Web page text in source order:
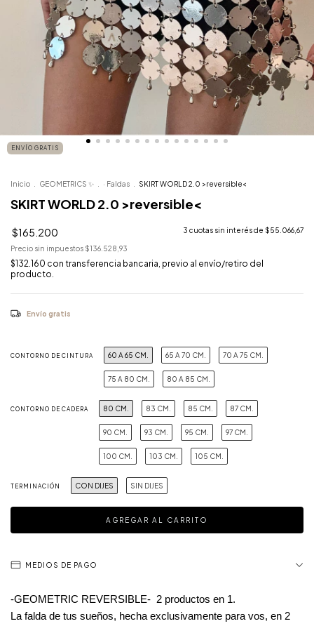
ENVÍO GRATIS
Inicio GEOMETRICS ✨ · Faldas SKIRT WORLD 2.0 >reversible<
SKIRT WORLD 2.0 >reversible<
$165.200 3 cuotas sin interés de $55.066,67
Precio sin impuestos $136.528,93
$132.160 con transferencia bancaria, previo al envío/retiro del
producto.
Envío gratis
CONTORNO DE CINTURA 60 A 65 CM. 65 A 70 CM. 70 A 75 CM.
75 A 80 CM. 80 A 85 CM.
CONTORNO DE CADERA 80 CM. 83 CM. 85 CM. 87 CM.
90 CM. 93 CM. 95 CM. 97 CM.
100 CM. 103 CM. 105 CM.
TERMINACIÓN CON DIJES SIN DIJES
MEDIOS DE PAGO
-GEOMETRIC REVERSIBLE-  2 productos en 1.
La falda de tus sueños, hecha exclusivamente para vos, en 2